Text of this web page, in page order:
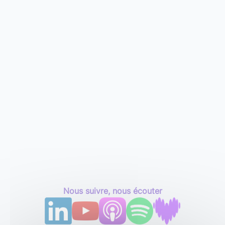
Nous suivre, nous écouter